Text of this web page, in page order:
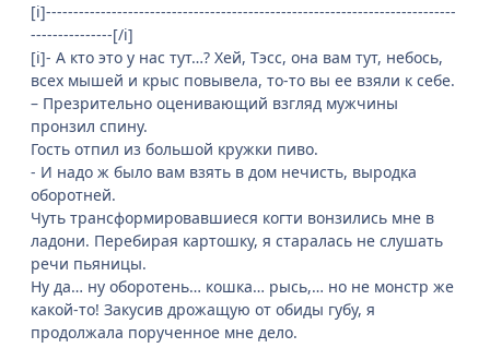
[i]---------------------------------------------------------------------------
---------------[/i]
[i]- А кто это у нас тут…? Хей, Тэсс, она вам тут, небось,
всех мышей и крыс повывела, то-то вы ее взяли к себе.
– Презрительно оценивающий взгляд мужчины
пронзил спину.
Гость отпил из большой кружки пиво.
- И надо ж было вам взять в дом нечисть, выродка
оборотней.
Чуть трансформировавшиеся когти вонзились мне в
ладони. Перебирая картошку, я старалась не слушать
речи пьяницы.
Ну да… ну оборотень… кошка… рысь,… но не монстр же
какой-то! Закусив дрожащую от обиды губу, я
продолжала порученное мне дело.